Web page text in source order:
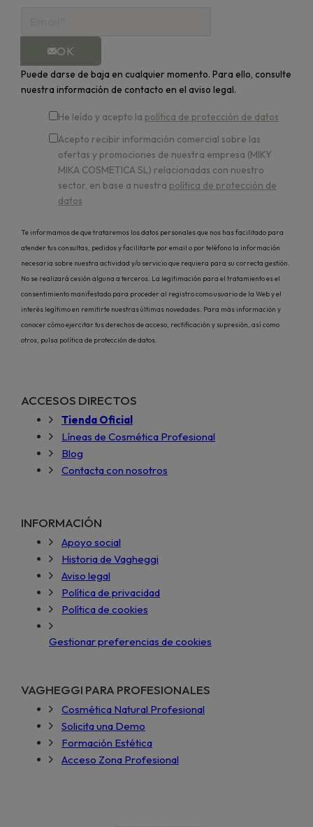
OK
Puede darse de baja en cualquier momento. Para ello, consulte
nuestra información de contacto en el aviso legal.
He leído y acepto la política de protección de datos
Acepto recibir información comercial sobre las
ofertas y promociones de nuestra empresa (MIKY
MIKA COSMETICA SL) relacionadas con nuestro
sector, en base a nuestra política de protección de
datos
Te informamos de que trataremos los datos personales que nos has facilitado para
atender tus consultas, pedidos y facilitarte por email o por teléfono la información
necesaria sobre nuestra actividad y/o servicio que requiera para su correcta gestión.
No se realizará cesión alguna a terceros. La legitimación para el tratamiento es el
consentimiento manifestado para proceder al registro como usuario de la Web y el
interés legítimo en remitirte nuestras últimas novedades. Para más información y
conocer cómo ejercitar tus derechos de acceso, rectificación y supresión, así como
otros, pulsa política de protección de datos.
ACCESOS DIRECTOS
Tienda Oficial
Líneas de Cosmética Profesional
Blog
Contacta con nosotros
INFORMACIÓN
Apoyo social
Historia de Vagheggi
Aviso legal
Política de privacidad
Política de cookies
Gestionar preferencias de cookies
VAGHEGGI PARA PROFESIONALES
Cosmética Natural Profesional
Solicita una Demo
Formación Estética
Acceso Zona Profesional